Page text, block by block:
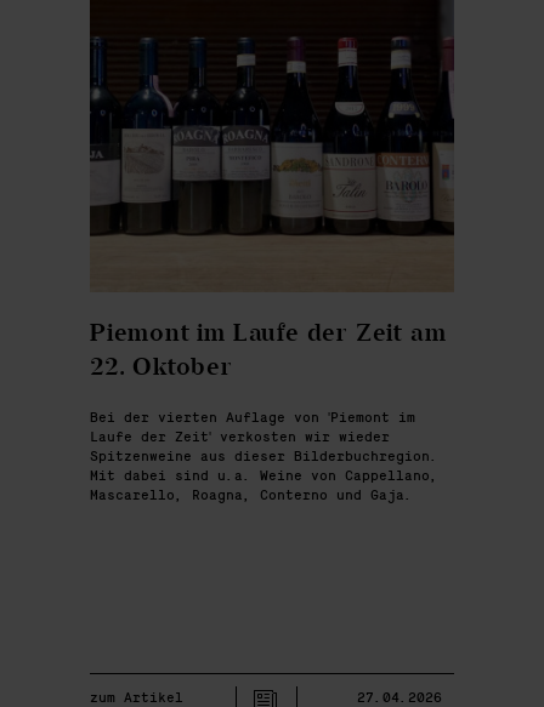
Piemont im Laufe der Zeit am
22. Oktober
Bei der vierten Auflage von 'Piemont im
Laufe der Zeit' verkosten wir wieder
Spitzenweine aus dieser Bilderbuchregion.
Mit dabei sind u.a. Weine von Cappellano,
Mascarello, Roagna, Conterno und Gaja.
zum Artikel 27.04.2026